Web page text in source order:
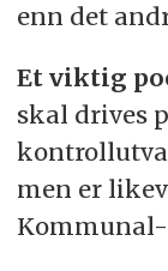
enn det
Et viktig
skal drives
men er